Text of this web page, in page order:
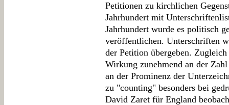
Petitionen zu kirchlichen
Jahrhundert mit
Jahrhundert wurde es politisch
veröffentlichen. Unterschriften
der Petition übergeben.
Wirkung zunehmend an der
an der Prominenz der
zu "counting" besonders bei
David Zaret für England